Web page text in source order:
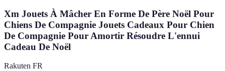
Xm Jouets À Mâcher En Forme De Père Noël Pour
Chiens De Compagnie Jouets Cadeaux Pour Chien
De Compagnie Pour Amortir Résoudre L'ennui
Cadeau De Noël
Rakuten FR